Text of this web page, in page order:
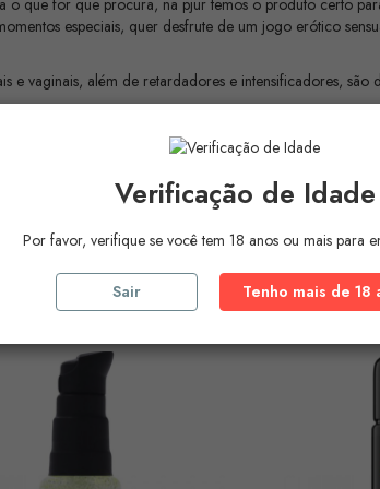
o que for que procura, na pjur temos o produto certo
especiais, quer desfrute de um jogo erótico
e vaginais, além de retardadores e intensificadores,
Produtos Na
Verificação de Idade
Por favor, verifique se você tem 18 anos ou mais para
Sair Tenho mais de 18